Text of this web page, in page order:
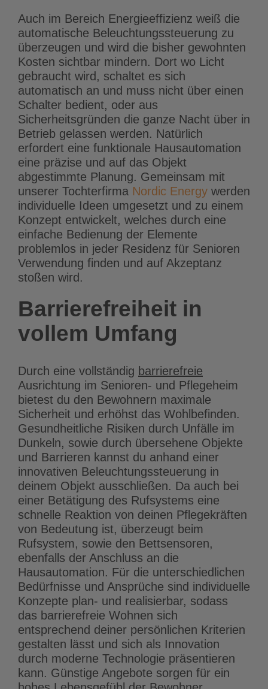
Auch im Bereich Energieeffizienz weiß die
automatische Beleuchtungssteuerung zu
überzeugen und wird die bisher gewohnten
Kosten sichtbar mindern. Dort wo Licht
gebraucht wird, schaltet es sich
automatisch an und muss nicht über einen
Schalter bedient, oder aus
Sicherheitsgründen die ganze Nacht über in
Betrieb gelassen werden. Natürlich
erfordert eine funktionale Hausautomation
eine präzise und auf das Objekt
abgestimmte Planung. Gemeinsam mit
unserer Tochterfirma Nordic Energy werden
individuelle Ideen umgesetzt und zu einem
Konzept entwickelt, welches durch eine
einfache Bedienung der Elemente
problemlos in jeder Residenz für Senioren
Verwendung finden und auf Akzeptanz
stoßen wird.
Barrierefreiheit in
vollem Umfang
Durch eine vollständig barrierefreie
Ausrichtung im Senioren- und Pflegeheim
bietest du den Bewohnern maximale
Sicherheit und erhöhst das Wohlbefinden.
Gesundheitliche Risiken durch Unfälle im
Dunkeln, sowie durch übersehene Objekte
und Barrieren kannst du anhand einer
innovativen Beleuchtungssteuerung in
deinem Objekt ausschließen. Da auch bei
einer Betätigung des Rufsystems eine
schnelle Reaktion von deinen Pflegekräften
von Bedeutung ist, überzeugt beim
Rufsystem, sowie den Bettsensoren,
ebenfalls der Anschluss an die
Hausautomation. Für die unterschiedlichen
Bedürfnisse und Ansprüche sind individuelle
Konzepte plan- und realisierbar, sodass
das barrierefreie Wohnen sich
entsprechend deiner persönlichen Kriterien
gestalten lässt und sich als Innovation
durch moderne Technologie präsentieren
kann. Günstige Angebote sorgen für ein